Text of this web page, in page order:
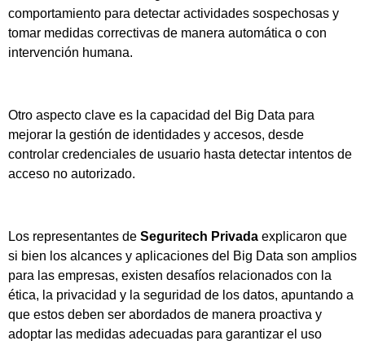
comportamiento para detectar actividades sospechosas y
tomar medidas correctivas de manera automática o con
intervención humana.
Otro aspecto clave es la capacidad del Big Data para
mejorar la gestión de identidades y accesos, desde
controlar credenciales de usuario hasta detectar intentos de
acceso no autorizado.
Los representantes de Seguritech Privada explicaron que
si bien los alcances y aplicaciones del Big Data son amplios
para las empresas, existen desafíos relacionados con la
ética, la privacidad y la seguridad de los datos, apuntando a
que estos deben ser abordados de manera proactiva y
adoptar las medidas adecuadas para garantizar el uso